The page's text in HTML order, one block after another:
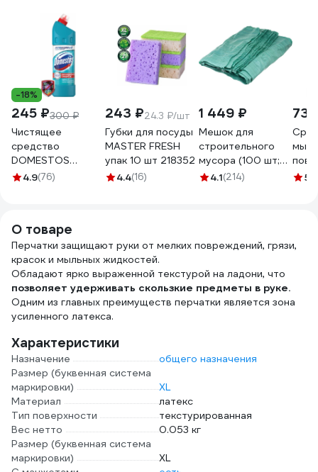
-18%
245 ₽300 ₽
Чистящее
средство
DOMESTOS
Свежесть
4.9(76)
243 ₽24.3 ₽/шт
Губки для посуды
MASTER FRESH
упак 10 шт 218352
4.4(16)
1 449 ₽
Мешок для
строительного
мусора (100 шт;
55х95 см;
4.1(214) 5
О товаре
Перчатки защищают руки от мелких повреждений, грязи,
красок и мыльных жидкостей.
Обладают ярко выраженной текстурой на ладони, что
позволяет удерживать скользкие предметы в руке.
Одним из главных преимуществ перчатки является зона
усиленного латекса.
Характеристики
Назначение
общего назначения
Размер (буквенная система
маркировки)
XL
Материал
латекс
Тип поверхности
текстурированная
Вес нетто
0.053 кг
Размер (буквенная система
маркировки)
XL